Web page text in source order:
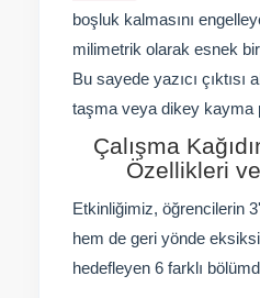
boşluk kalmasını
milimetrik olarak esnek bir
Bu sayede yazıcı çıktısı
taşma veya dikey kayma
Çalışma
Özellikleri
Etkinliğimiz, öğrencilerin
hem de geri yönde
hedefleyen 6 farklı